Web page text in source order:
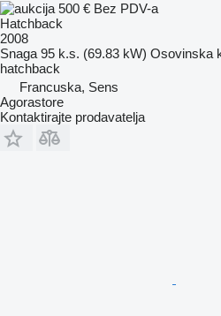
500 € Bez PDV-a
Hatchback
2008
Snaga 95 k.s. (69.83 kW) Osovinska
hatchback
Francuska, Sens
Agorastore
Kontaktirajte prodavatelja